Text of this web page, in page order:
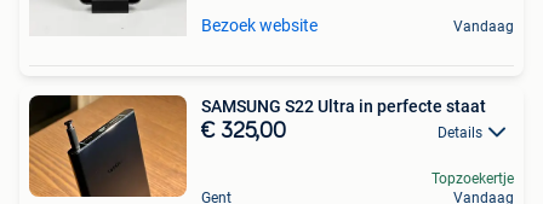
Bezoek website Vandaag
SAMSUNG S22 Ultra in perfecte staat
€ 325,00 Details
Gent
Topzoekertje
Vandaag